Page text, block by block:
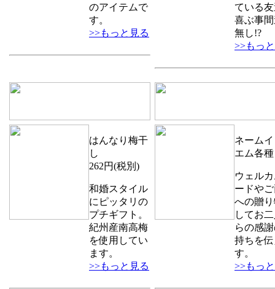
のアイテムで
す。
>>もっと見る
ている
喜ぶ事
無し!?
>>もっ
はんなり梅干
し
262円(税別)
和婚スタイル
にピッタリの
プチギフト。
紀州産南高梅
を使用してい
ます。
>>もっと見る
ネーム
エム各種
ウェル
ードや
への贈
してお
らの感
持ちを
す。
>>もっ